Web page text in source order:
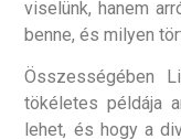
viselünk, hanem
benne, és milyen
Összességében
tökéletes példája
lehet, és hogy a